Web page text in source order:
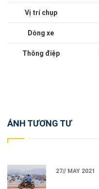
Vị trí chụp
Dòng xe
Thông điệp
Post
navigation
ẢNH TƯƠNG TƯ
27// MAY 2021